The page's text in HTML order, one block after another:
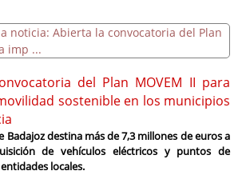
del Plan MOVEM II para
sostenible en los municipios
Badajoz destina más de 7,3 millones de euros a
de vehículos eléctricos y puntos de
locales.